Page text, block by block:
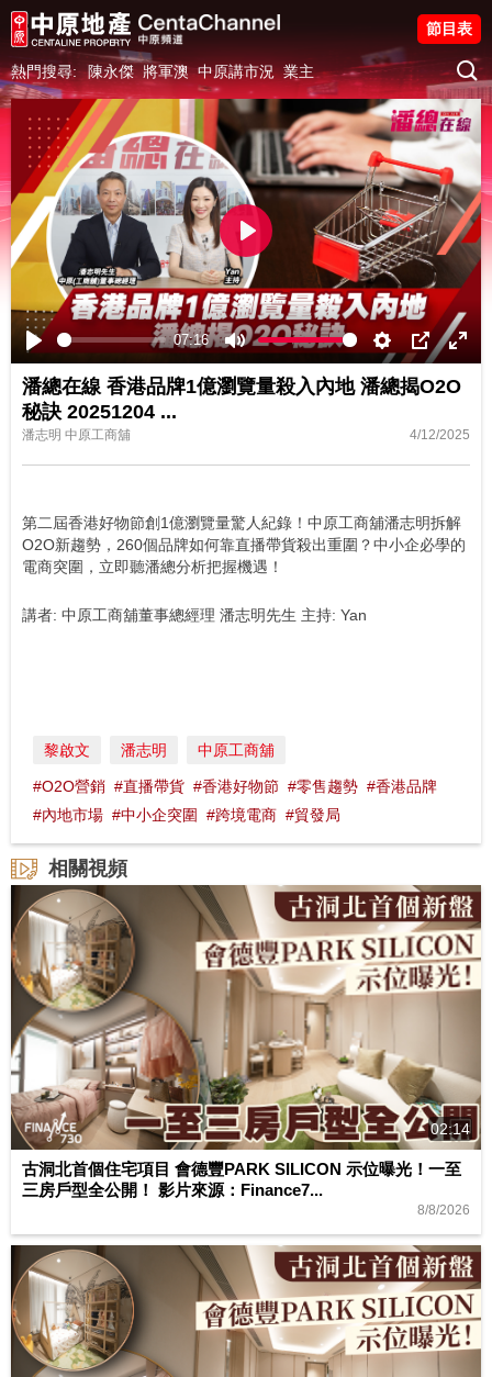
熱門搜尋: 陳永傑 將軍澳 中原講市況 業主
節目表
Play
07:16
Mute Settings
PIP
Play
潘總在線 香港品牌1億瀏覽量殺入內地 潘總揭O2O
秘訣 20251204 ...
潘志明 中原工商舖 4/12/2025
第二屆香港好物節創1億瀏覽量驚人紀錄！中原工商舖潘志明拆解
O2O新趨勢，260個品牌如何靠直播帶貨殺出重圍？中小企必學的
電商突圍，立即聽潘總分析把握機遇！
講者: 中原工商舖董事總經理 潘志明先生 主持: Yan
黎啟文 潘志明 中原工商舖
#O2O營銷 #直播帶貨 #香港好物節 #零售趨勢 #香港品牌
#內地市場 #中小企突圍 #跨境電商 #貿發局
相關視頻
02:14
古洞北首個住宅項目 會德豐PARK SILICON 示位曝光！一至
三房戶型全公開！ 影片來源：Finance7...
8/8/2026